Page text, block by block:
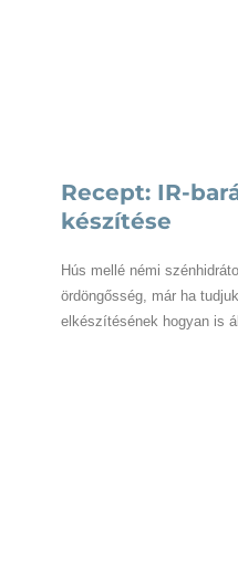
Recept: IR-
készítése
Hús mellé némi
ördöngősség, már ha
elkészítésének hogyan is